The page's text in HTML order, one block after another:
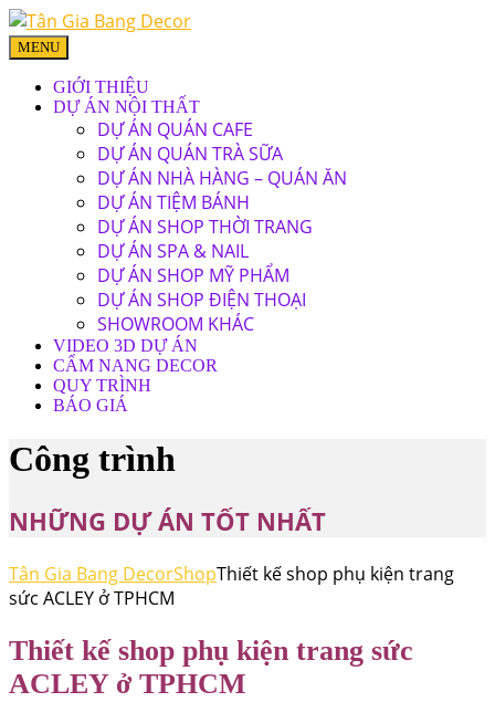
MENU
GIỚI THIỆU
DỰ ÁN NỘI THẤT
DỰ ÁN QUÁN CAFE
DỰ ÁN QUÁN TRÀ SỮA
DỰ ÁN NHÀ HÀNG – QUÁN ĂN
DỰ ÁN TIỆM BÁNH
DỰ ÁN SHOP THỜI TRANG
DỰ ÁN SPA & NAIL
DỰ ÁN SHOP MỸ PHẨM
DỰ ÁN SHOP ĐIỆN THOẠI
SHOWROOM KHÁC
VIDEO 3D DỰ ÁN
CẨM NANG DECOR
QUY TRÌNH
BÁO GIÁ
Công trình
NHỮNG DỰ ÁN TỐT NHẤT
Tân Gia Bang DecorShopThiết kế shop phụ kiện trang
sức ACLEY ở TPHCM
Thiết kế shop phụ kiện trang sức
ACLEY ở TPHCM